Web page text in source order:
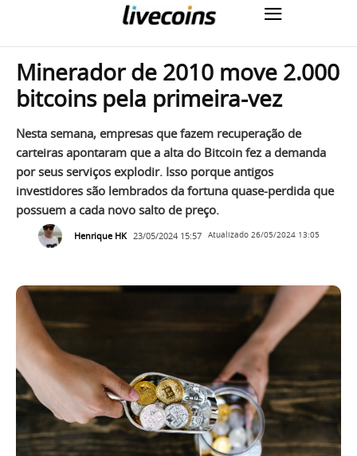
Minerador de 2010 move 2.000
bitcoins pela primeira-vez
Nesta semana, empresas que fazem recuperação de
carteiras apontaram que a alta do Bitcoin fez a demanda
por seus serviços explodir. Isso porque antigos
investidores são lembrados da fortuna quase-perdida que
possuem a cada novo salto de preço.
Henrique HK 23/05/2024 15:57 Atualizado 26/05/2024 13:05